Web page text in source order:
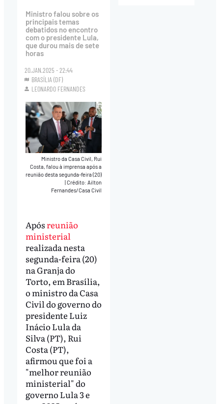
Ministro falou sobre os
principais temas
debatidos no encontro
com o presidente Lula,
que durou mais de sete
horas
20.JAN.2025 - 22:44
BRASÍLIA (DF)
LEONARDO FERNANDES
Ministro da Casa Civil, Rui
Costa, falou à imprensa após a
reunião desta segunda-feira (20)
|Crédito: Ailton
Fernandes/Casa Civil
Após reunião
ministerial
realizada nesta
segunda-feira (20)
na Granja do
Torto, em Brasília,
o ministro da Casa
Civil do governo do
presidente Luiz
Inácio Lula da
Silva (PT), Rui
Costa (PT),
afirmou que foi a
"melhor reunião
ministerial" do
governo Lula 3 e